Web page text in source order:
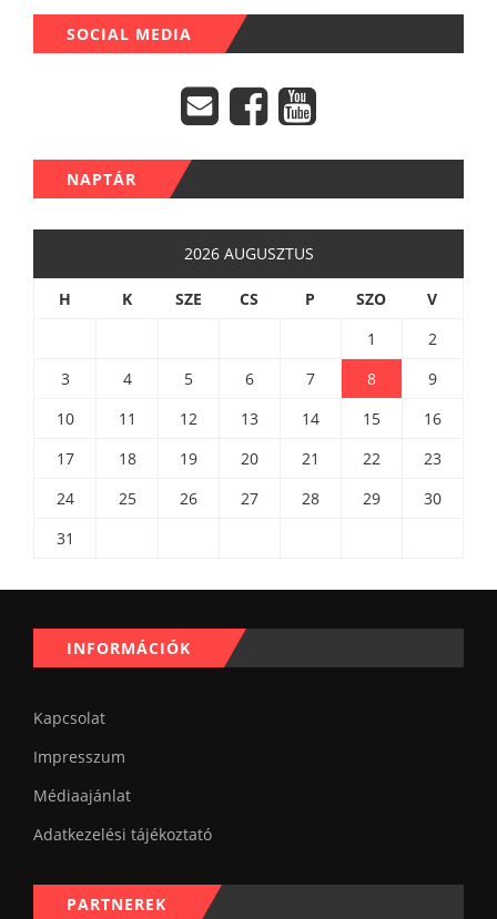
SOCIAL MEDIA
NAPTÁR
2026 AUGUSZTUS
H K SZE CS P SZO
V
1
2
3
4 5 6 7 8
9
10
11 12 13 14 15
16
17
18 19 20 21 22
23
24
25 26 27 28 29
30
31
INFORMÁCIÓK
Kapcsolat
Impresszum
Médiaajánlat
Adatkezelési tájékoztató
PARTNEREK